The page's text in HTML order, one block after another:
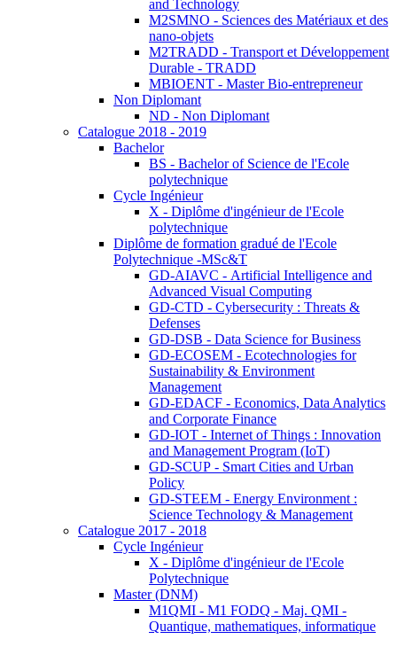
and Technology
M2SMNO - Sciences des Matériaux et des
nano-objets
M2TRADD - Transport et Développement
Durable - TRADD
MBIOENT - Master Bio-entrepreneur
Non Diplomant
ND - Non Diplomant
Catalogue 2018 - 2019
Bachelor
BS - Bachelor of Science de l'Ecole
polytechnique
Cycle Ingénieur
X - Diplôme d'ingénieur de l'Ecole
polytechnique
Diplôme de formation gradué de l'Ecole
Polytechnique -MSc&T
GD-AIAVC - Artificial Intelligence and
Advanced Visual Computing
GD-CTD - Cybersecurity : Threats &
Defenses
GD-DSB - Data Science for Business
GD-ECOSEM - Ecotechnologies for
Sustainability & Environment
Management
GD-EDACF - Economics, Data Analytics
and Corporate Finance
GD-IOT - Internet of Things : Innovation
and Management Program (IoT)
GD-SCUP - Smart Cities and Urban
Policy
GD-STEEM - Energy Environment :
Science Technology & Management
Catalogue 2017 - 2018
Cycle Ingénieur
X - Diplôme d'ingénieur de l'Ecole
Polytechnique
Master (DNM)
M1QMI - M1 FODQ - Maj. QMI -
Quantique, mathematiques, informatique